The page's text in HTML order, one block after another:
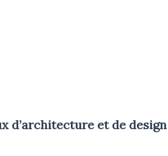
d’architecture et de